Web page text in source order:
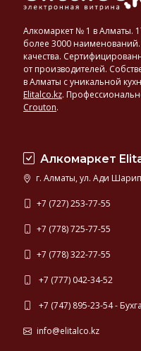
Алкомаркет № 1 в Алматы.
более 3000
качества.
от производителей.
в Алматы с уникальной
Elitalco.kz.
Crouton.
Алкомаркет
г. Алматы, ул. Ади
+7 (727) 253-77-55
+7 (778) 725-77-55
+7 (778) 322-77-55
+7 (777) 042-34-52
+7 (747) 895-23-54 -
info@elitalco.kz